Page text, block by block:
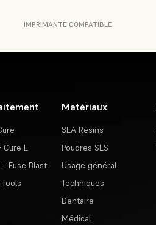
IMPRIMANTE COMPATIBLE
Cure L
Fuse Blast
Matériaux
SLA Resins
Poudres SLS
Usage général
Techniques
Dentaire
Médical